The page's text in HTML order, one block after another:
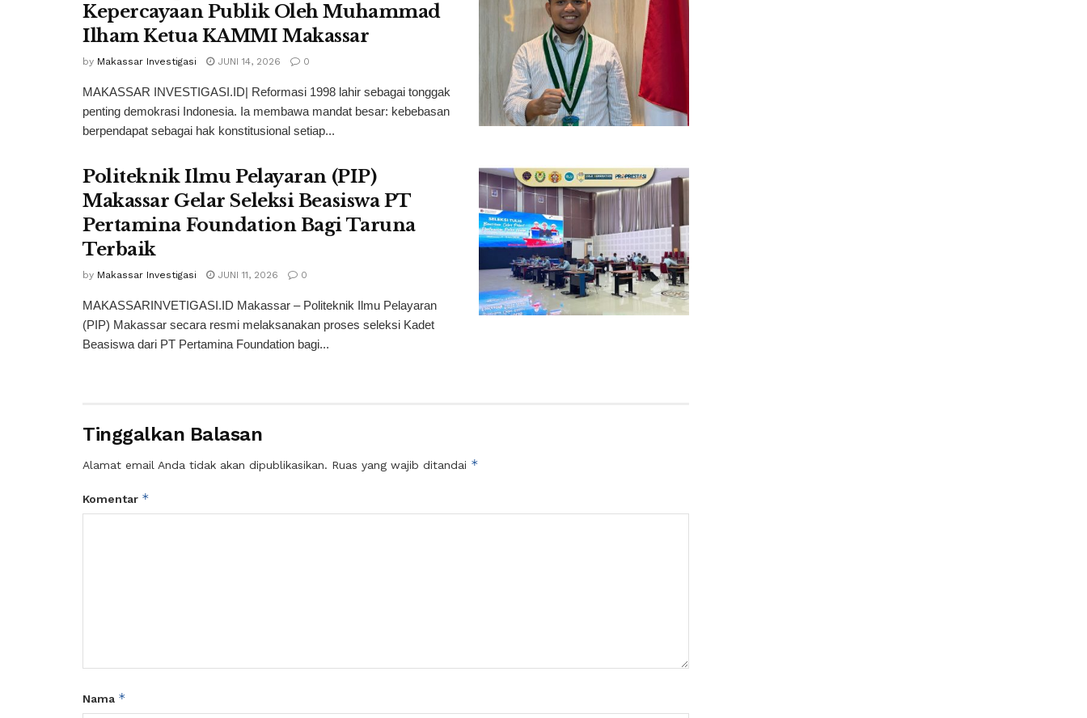
Kepercayaan Publik Oleh Muhammad
Ilham Ketua KAMMI Makassar
by Makassar Investigasi JUNI 14, 2026 0
MAKASSAR INVESTIGASI.ID| Reformasi 1998 lahir sebagai tonggak
penting demokrasi Indonesia. Ia membawa mandat besar: kebebasan
berpendapat sebagai hak konstitusional setiap...
Politeknik Ilmu Pelayaran (PIP)
Makassar Gelar Seleksi Beasiswa PT
Pertamina Foundation Bagi Taruna
Terbaik
by Makassar Investigasi JUNI 11, 2026 0
MAKASSARINVETIGASI.ID Makassar – Politeknik Ilmu Pelayaran
(PIP) Makassar secara resmi melaksanakan proses seleksi Kadet
Beasiswa dari PT Pertamina Foundation bagi...
Tinggalkan Balasan
Alamat email Anda tidak akan dipublikasikan. Ruas yang wajib ditandai *
Komentar *
Nama *